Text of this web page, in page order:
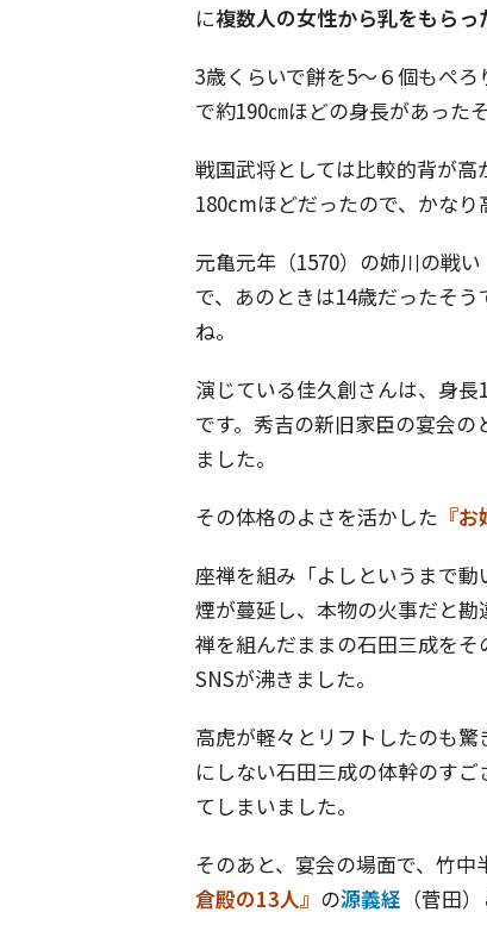
に複数人の女性から乳をもらっ
3歳くらいで餅を5〜６個もぺ
で約190㎝ほどの身長があったそ
戦国武将としては比較的背が
180cmほどだったので、かなり
元亀元年（1570）の姉川の戦
で、あのときは14歳だったそ
ね。
演じている佳久創さんは、身
です。秀吉の新旧家臣の宴会
ました。
その体格のよさを活かした 『
座禅を組み「よしというまで
煙が蔓延し、本物の火事だと
禅を組んだままの石田三成をそ
SNSが沸きました。
高虎が軽々とリフトしたのも
にしない石田三成の体幹のすご
てしまいました。
そのあと、宴会の場面で、竹
倉殿の13人』 の源義経 （菅田